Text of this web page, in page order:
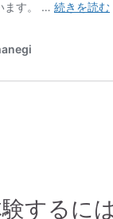
するに